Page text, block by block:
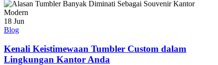
18 Jun
Blog
Kenali Keistimewaan Tumbler Custom dalam
Lingkungan Kantor Anda